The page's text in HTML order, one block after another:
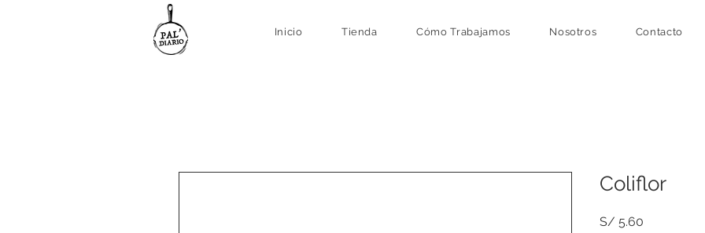
Inicio Tienda Cómo Trabajamos Nosotros Contacto
Coliflor
S/ 5.60